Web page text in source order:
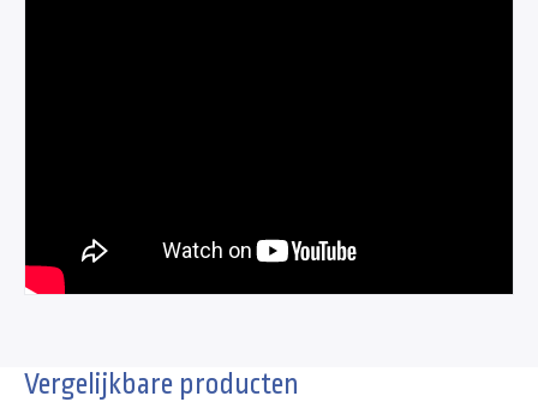
Vergelijkbare producten